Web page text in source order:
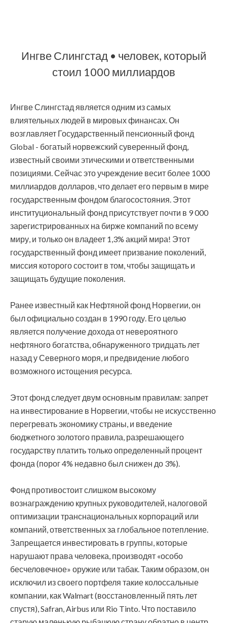
Ингве Слингстад ​​• человек, который
стоил 1000 миллиардов
Ингве Слингстад ​​является одним из самых
влиятельных людей в мировых финансах. Он
возглавляет Государственный пенсионный фонд
Global - богатый норвежский суверенный фонд,
известный своими этическими и ответственными
позициями. Сейчас это учреждение весит более 1000
миллиардов долларов, что делает его первым в мире
государственным фондом благосостояния. Этот
институциональный фонд присутствует почти в 9 000
зарегистрированных на бирже компаний по всему
миру, и только он владеет 1,3% акций мира! Этот
государственный фонд имеет призвание поколений,
миссия которого состоит в том, чтобы защищать и
защищать будущие поколения.
Ранее известный как Нефтяной фонд Норвегии, он
был официально создан в 1990 году. Его целью
является получение дохода от невероятного
нефтяного богатства, обнаруженного тридцать лет
назад у Северного моря, и предвидение любого
возможного истощения ресурса.
Этот фонд следует двум основным правилам: запрет
на инвестирование в Норвегии, чтобы не искусственно
перегревать экономику страны, и введение
бюджетного золотого правила, разрешающего
государству платить только определенный процент
фонда (порог 4% недавно был снижен до 3%).
Фонд противостоит слишком высокому
вознаграждению крупных руководителей, налоговой
оптимизации транснациональных корпораций или
компаний, ответственных за глобальное потепление.
Запрещается инвестировать в группы, которые
нарушают права человека, производят «особо
бесчеловечное» оружие или табак. Таким образом, он
исключил из своего портфеля такие колоссальные
компании, как Walmart (восстановленный пять лет
спустя), Safran, Airbus или Rio Tinto. Что поставило